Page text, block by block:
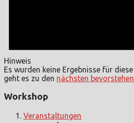
Hinweis
Es wurden keine Ergebnisse für
geht es zu den nächsten
Workshop
Veranstaltungen